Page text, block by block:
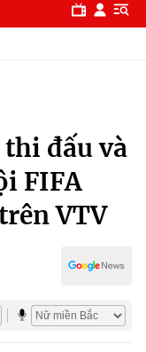
đấu và
FIFA
VTV